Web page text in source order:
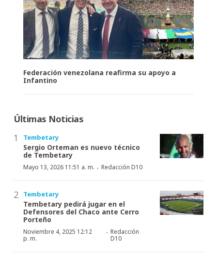
Federación venezolana reafirma su apoyo a
Infantino
Últimas Noticias
Tembetary
Sergio Orteman es nuevo técnico
de Tembetary
Mayo 13, 2026 11:51 a. m. · Redacción D10
Tembetary
Tembetary pedirá jugar en el
Defensores del Chaco ante Cerro
Porteño
Noviembre 4, 2025 12:12
p. m.
·Redacción
D10